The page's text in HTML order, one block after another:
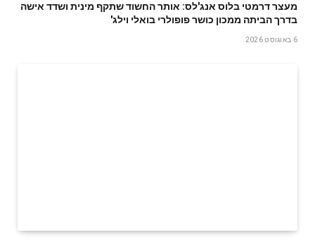
מעצר דרמטי בלוס אנג'לס: אותר החשוד שתקף מינית ושדד אישה
בדרך הביתה ממכון כושר פופולרי בואלי וילג'
6 באוגוסט 2026